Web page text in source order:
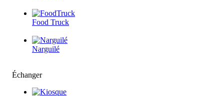
Food Truck
Narguilé
Échanger